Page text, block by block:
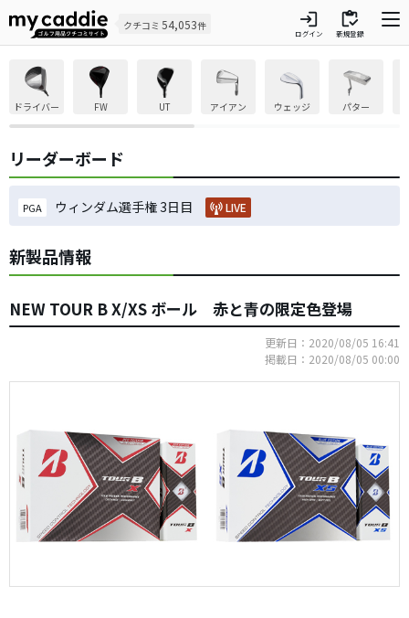
クチコミ 54,053件 login
ログイン
inventory
新規登録
ドライバー FW UT アイアン ウェッジ パター
リーダーボード
PGA ウィンダム選手権 3日目 LIVE
新製品情報
NEW TOUR B X/XS ボール 赤と青の限定色登場
更新日：2020/08/05 16:41
掲載日：2020/08/05 00:00